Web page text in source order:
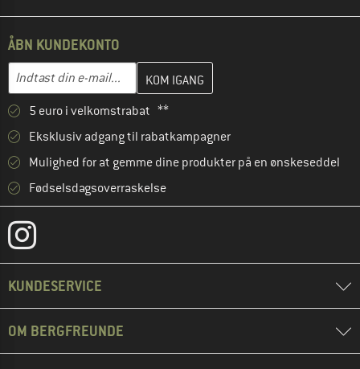
ÅBN KUNDEKONTO
E-mail-adresse
Indtast din e-mailadresse her, og opret i næste trin din
5 euro i velkomstrabat **
Eksklusiv adgang til rabatkampagner
Mulighed for at gemme dine produkter på en ønskeseddel
Fødselsdagsoverraskelse
KUNDESERVICE
OM BERGFREUNDE